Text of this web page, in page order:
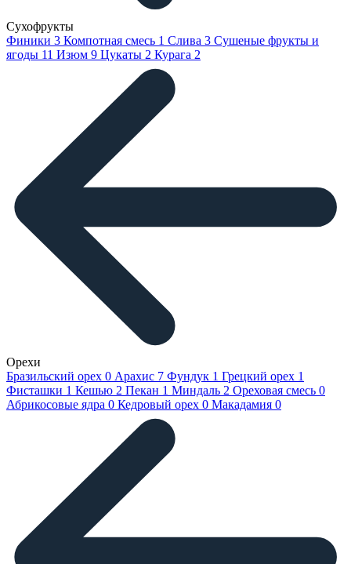
Сухофрукты
Финики 3 Компотная смесь 1 Слива 3 Сушеные фрукты и
ягоды 11 Изюм 9 Цукаты 2 Курага 2
Орехи
Бразильский орех 0 Арахис 7 Фундук 1 Грецкий орех 1
Фисташки 1 Кешью 2 Пекан 1 Миндаль 2 Ореховая смесь 0
Абрикосовые ядра 0 Кедровый орех 0 Макадамия 0